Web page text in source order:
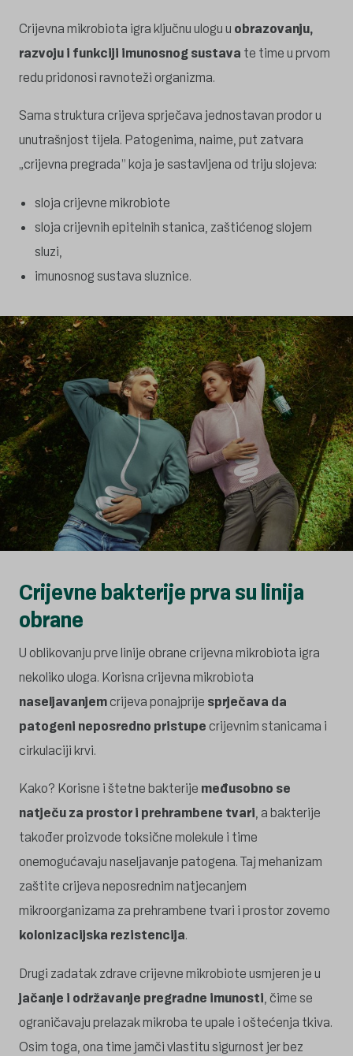
Crijevna mikrobiota igra ključnu ulogu u obrazovanju,
razvoju i funkciji imunosnog sustava te time u prvom
redu pridonosi ravnoteži organizma.
Sama struktura crijeva sprječava jednostavan prodor u
unutrašnjost tijela. Patogenima, naime, put zatvara
„crijevna pregrada” koja je sastavljena od triju slojeva:
sloja crijevne mikrobiote
sloja crijevnih epitelnih stanica, zaštićenog slojem
sluzi,
imunosnog sustava sluznice.
Crijevne bakterije prva su linija
obrane
U oblikovanju prve linije obrane crijevna mikrobiota igra
nekoliko uloga. Korisna crijevna mikrobiota
naseljavanjemcrijeva ponajprije sprječava da
patogeni neposredno pristupecrijevnim stanicama i
cirkulaciji krvi.
Kako? Korisne i štetne bakterije međusobno se
natječu za prostor i prehrambene tvari, a bakterije
također proizvode toksične molekule i time
onemogućavaju naseljavanje patogena. Taj mehanizam
zaštite crijeva neposrednim natjecanjem
mikroorganizama za prehrambene tvari i prostor zovemo
kolonizacijska rezistencija.
Drugi zadatak zdrave crijevne mikrobiote usmjeren je u
jačanje i održavanje pregradne imunosti, čime se
ograničavaju prelazak mikroba te upale i oštećenja tkiva.
Osim toga, ona time jamči vlastitu sigurnost jer bez